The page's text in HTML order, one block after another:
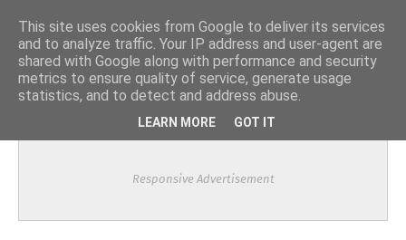
Responsive Advertisement
This site uses cookies from Google to deliver its services
and to analyze traffic. Your IP address and user-agent are
shared with Google along with performance and security
metrics to ensure quality of service, generate usage
statistics, and to detect and address abuse.
LEARN MORE GOT IT